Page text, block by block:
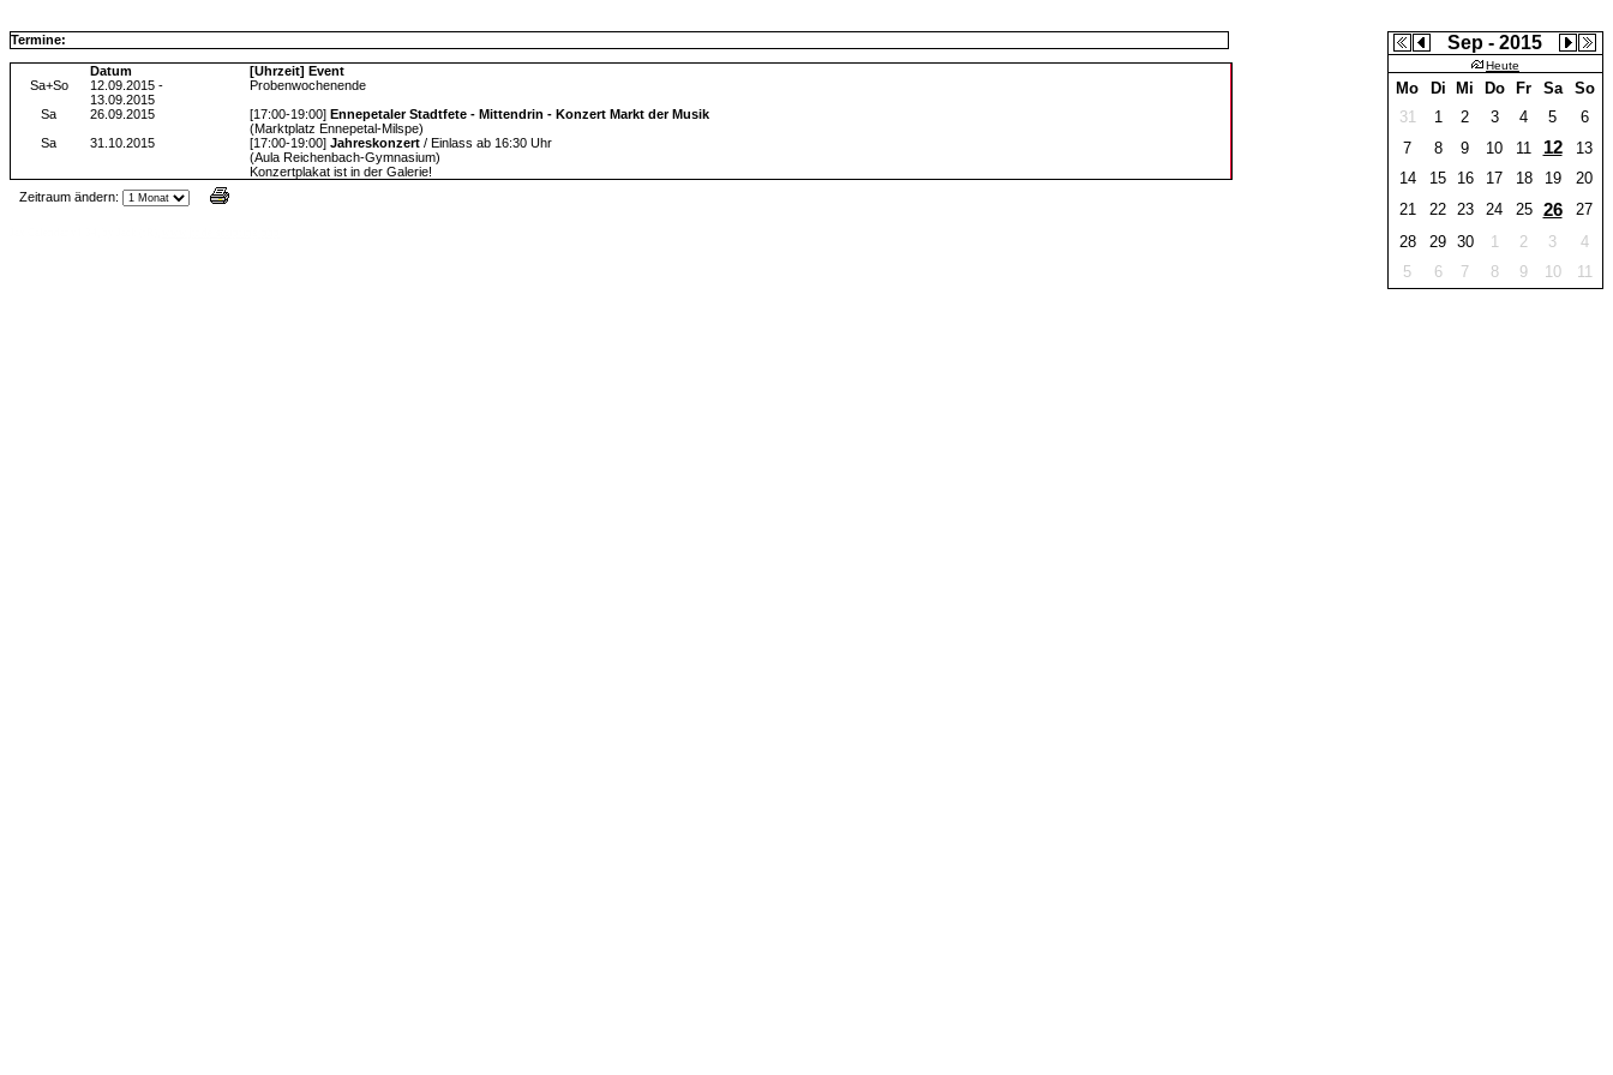
Termine:
Datum
[Uhrzeit] Event
Sa+So
12.09.2015 -
13.09.2015
Probenwochenende
Sa
26.09.2015 [17:00-19:00]Ennepetaler Stadtfete - Mittendrin - Konzert Markt der Musik
(Marktplatz Ennepetal-Milspe)
Sa
31.10.2015 [17:00-19:00]Jahreskonzert / Einlass ab 16:30 Uhr
(Aula Reichenbach-Gymnasium)
Konzertplakat ist in der Galerie!
Zeitraum ändern:
Sep - 2015
Heute
Mo Di Mi Do Fr Sa
So
31
1 2 3 4 5
6
7
8 9 10 11 12
13
14
15 16 17 18 19
20
21
22 23 24 25 26
27
28
29 30 1 2 3
4
5
6 7 8 9 10 11